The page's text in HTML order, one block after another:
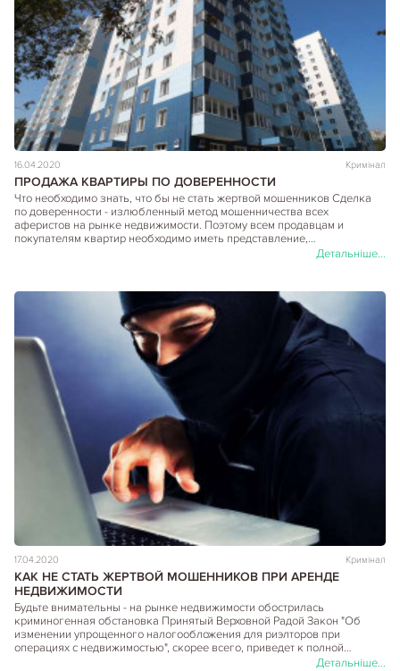
16.04.2020 Кримінал
ПРОДАЖА КВАРТИРЫ ПО ДОВЕРЕННОСТИ
Что необходимо знать, что бы не стать жертвой мошенников Сделка
по доверенности - излюбленный метод мошенничества всех
аферистов на рынке недвижимости. Поэтому всем продавцам и
покупателям квартир необходимо иметь представление,…
Детальніше...
17.04.2020 Кримінал
КАК НЕ СТАТЬ ЖЕРТВОЙ МОШЕННИКОВ ПРИ АРЕНДЕ
НЕДВИЖИМОСТИ
Будьте внимательны - на рынке недвижимости обострилась
криминогенная обстановка Принятый Верховной Радой Закон "Об
изменении упрощенного налогообложения для риэлторов при
операциях с недвижимостью", скорее всего, приведет к полной…
Детальніше...